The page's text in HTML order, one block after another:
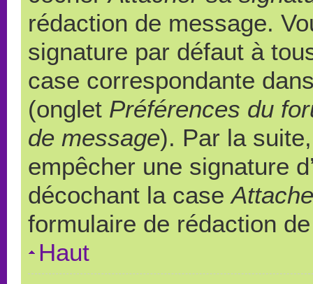
rédaction de message.
signature par défaut à
case correspondante
(onglet Préférences du
de message). Par la
empêcher une signature
décochant la case
formulaire de rédaction
Haut